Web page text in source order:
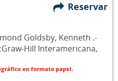
Reservar
Goldsby, Kenneth .-
Hill Interamericana,
en formato papel.